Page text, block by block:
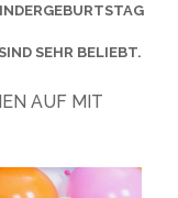
SEHR BELIEBT.
AUF MIT